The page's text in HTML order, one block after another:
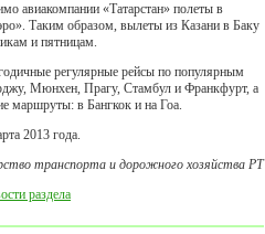
авиакомпании «Татарстан» полеты в
Таким образом, вылеты из Казани в Баку
и пятницам.
регулярные рейсы по популярным
Мюнхен, Прагу, Стамбул и Франкфурт, а
маршруты: в Бангкок и на Гоа.
2013 года.
транспорта и дорожного хозяйства РТ
раздела